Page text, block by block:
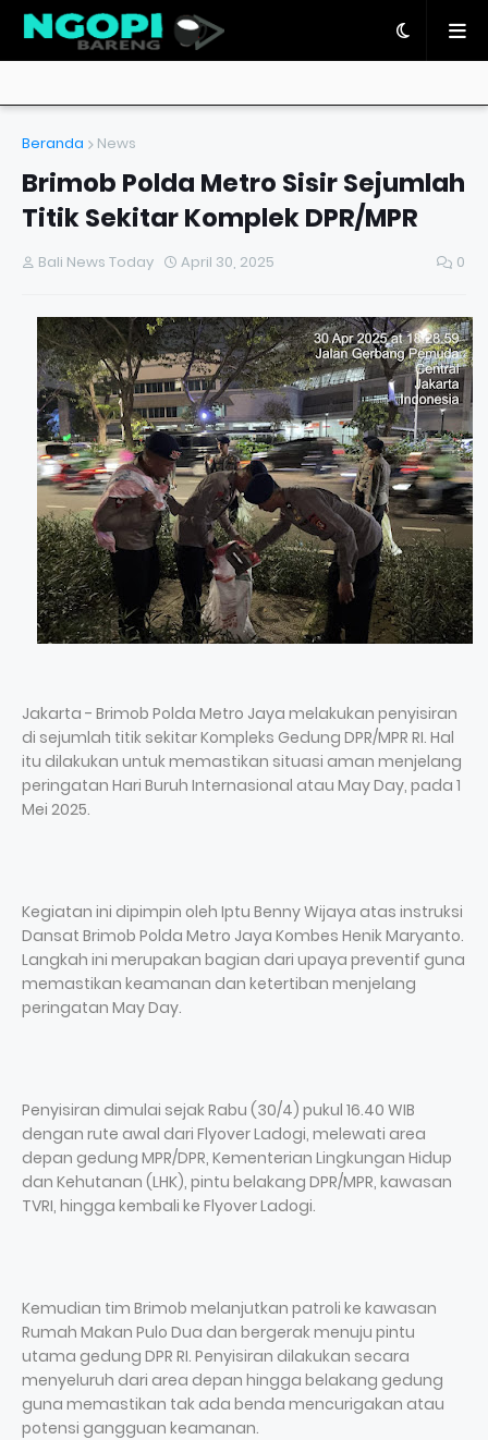
Beranda News
Brimob Polda Metro Sisir Sejumlah
Titik Sekitar Komplek DPR/MPR
Bali News Today April 30, 2025 0
Jakarta - Brimob Polda Metro Jaya melakukan penyisiran
di sejumlah titik sekitar Kompleks Gedung DPR/MPR RI. Hal
itu dilakukan untuk memastikan situasi aman menjelang
peringatan Hari Buruh Internasional atau May Day, pada 1
Mei 2025.
Kegiatan ini dipimpin oleh Iptu Benny Wijaya atas instruksi
Dansat Brimob Polda Metro Jaya Kombes Henik Maryanto.
Langkah ini merupakan bagian dari upaya preventif guna
memastikan keamanan dan ketertiban menjelang
peringatan May Day.
Penyisiran dimulai sejak Rabu (30/4) pukul 16.40 WIB
dengan rute awal dari Flyover Ladogi, melewati area
depan gedung MPR/DPR, Kementerian Lingkungan Hidup
dan Kehutanan (LHK), pintu belakang DPR/MPR, kawasan
TVRI, hingga kembali ke Flyover Ladogi.
Kemudian tim Brimob melanjutkan patroli ke kawasan
Rumah Makan Pulo Dua dan bergerak menuju pintu
utama gedung DPR RI. Penyisiran dilakukan secara
menyeluruh dari area depan hingga belakang gedung
guna memastikan tak ada benda mencurigakan atau
potensi gangguan keamanan.